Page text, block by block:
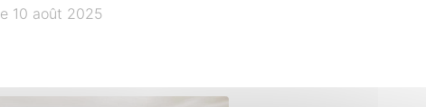
10 août 2025